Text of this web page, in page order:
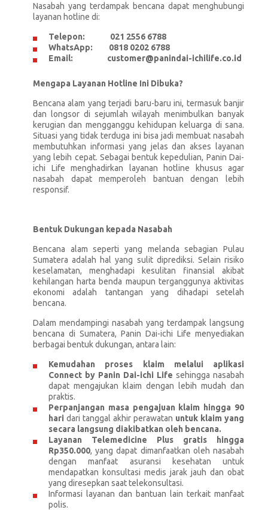
Nasabah yang terdampak bencana dapat menghubungi
layanan hotline di:
Telepon: 021 2556 6788
WhatsApp: 0818 0202 6788
Email: customer@panindai-ichilife.co.id
Mengapa Layanan Hotline Ini Dibuka?
Bencana alam yang terjadi baru-baru ini, termasuk banjir
dan longsor di sejumlah wilayah menimbulkan banyak
kerugian dan mengganggu kehidupan keluarga di sana.
Situasi yang tidak terduga ini bisa jadi membuat nasabah
membutuhkan informasi yang jelas dan akses layanan
yang lebih cepat. Sebagai bentuk kepedulian, Panin Dai-
ichi Life menghadirkan layanan hotline khusus agar
nasabah dapat memperoleh bantuan dengan lebih
responsif.
Bentuk Dukungan kepada Nasabah
Bencana alam seperti yang melanda sebagian Pulau
Sumatera adalah hal yang sulit diprediksi. Selain risiko
keselamatan, menghadapi kesulitan finansial akibat
kehilangan harta benda maupun terganggunya aktivitas
ekonomi adalah tantangan yang dihadapi setelah
bencana.
Dalam mendampingi nasabah yang terdampak langsung
bencana di Sumatera, Panin Dai-ichi Life menyediakan
berbagai bentuk dukungan, antara lain:
Kemudahan proses klaim melalui aplikasi
Connect by Panin Dai-ichi Life sehingga nasabah
dapat mengajukan klaim dengan lebih mudah dan
praktis.
Perpanjangan masa pengajuan klaim hingga 90
hari dari tanggal akhir perawatan untuk klaim yang
secara langsung diakibatkan oleh bencana.
Layanan Telemedicine Plus gratis hingga
Rp350.000, yang dapat dimanfaatkan oleh nasabah
dengan manfaat asuransi kesehatan untuk
mendapatkan konsultasi medis jarak jauh dan obat
yang diresepkan saat telekonsultasi.
Informasi layanan dan bantuan lain terkait manfaat
polis.